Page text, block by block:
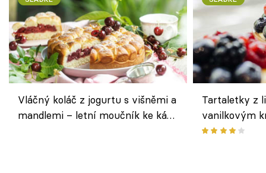
Vláčný koláč z jogurtu s višněmi a
mandlemi – letní moučník ke kávě
Tartaletky z
vanilkovým
ovocem